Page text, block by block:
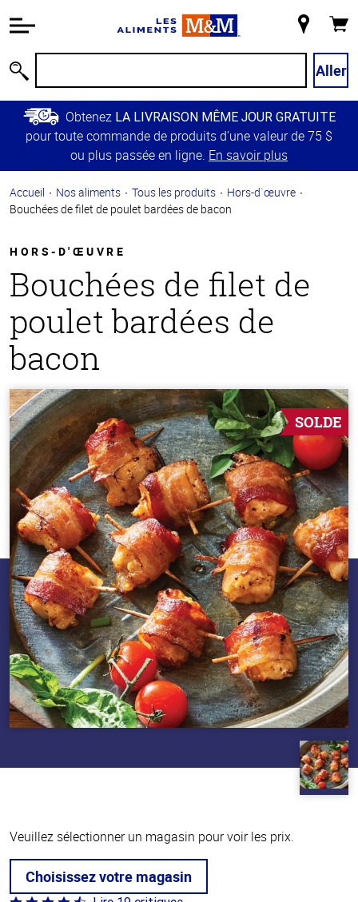
relative à
Passer
contenu
principal
Retour à
principale
magasin
Aller
Obtenez LA LIVRAISON MÊME JOUR GRATUITE
pour toute commande de produits d’une valeur de 75 $
ou plus passée en ligne. En savoir plus
Accueil Nos aliments Tous les produits
Hors-d`œuvre
Bouchées de filet de poulet bardées de bacon
HORS-D'ŒUVRE
Bouchées de filet de
poulet bardées de
bacon
SOLDE
Veuillez sélectionner un magasin pour voir les prix.
Choisissez votre magasin